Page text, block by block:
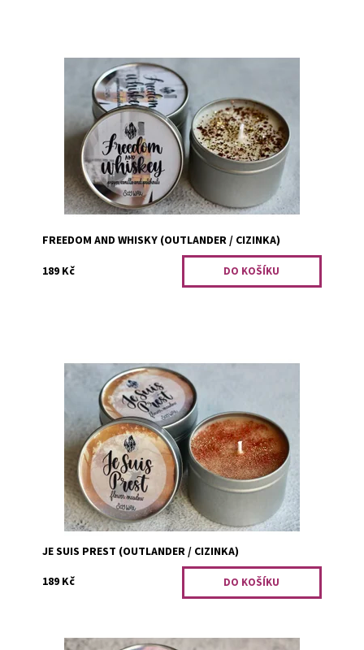
Ta stará sbírka básní voněla trochu zapškle, pak ale mezi
stránkami nalezla uschlý květ pačule a do nosu se jí
vkrádal i lehký tón vanilky. Našla...
Dostupnost:
Předobjednávka
Kód:
2658
FREEDOM AND WHISKY (OUTLANDER / CIZINKA)
189 Kč
Stopoval toho jelena už notnou chvíli, když ho pak uviděl,
prostě si jen potichu přidřepl do trávy. Okamžitě ucítil
vůni mnoha květin, jakoby louka...
Dostupnost:
Skladem 1
Kód:
2652
JE SUIS PREST (OUTLANDER / CIZINKA)
189 Kč